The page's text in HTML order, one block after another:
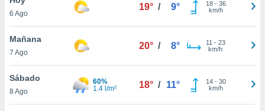
en
más
nuestra
6 Ago
19° / 9° 18- 36
km/h
Mañana
7 Ago
20° / 8° 11 - 23
km/h
Sábado
8 Ago
60%
1.4 l/m²
18° / 11° 14- 30
km/h